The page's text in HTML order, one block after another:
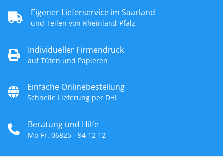
Eigener Lieferservice im Saarland
und Teilen von Rheinland-Pfalz
Individueller Firmendruck
auf Tüten und Papieren
Einfache Onlinebestellung
Schnelle Lieferung per DHL
Beratung und Hilfe
Mo-Fr. 06825 - 94 12 12